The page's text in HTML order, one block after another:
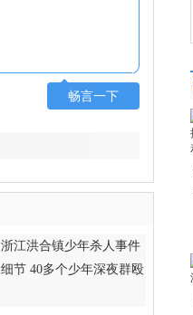
畅言一下
浙江洪合镇少年杀人事件
细节 40多个少年深夜群殴